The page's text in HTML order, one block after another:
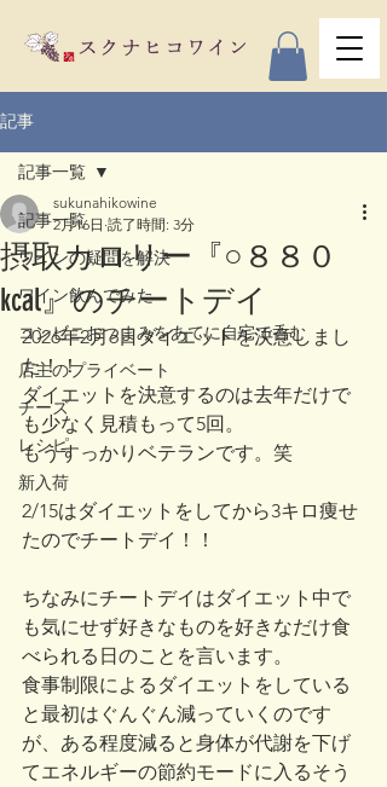
記事
記事一覧
ワインの疑問を解決
ワイン飲んでみた
コンビニおつまみをあてに自宅で呑む
店主のプライベート
チーズ
レシピ
新入荷
記事一覧
摂取カロリー『○８８０
kcal』のチートデイ
sukunahikowine
2月16日 読了時間: 3分
2026年2月6日ダイエットを決意しまし
た！！
ダイエットを決意するのは去年だけで
も少なく見積もって5回。
もうすっかりベテランです。笑
2/15はダイエットをしてから3キロ痩せ
たのでチートデイ！！
ちなみにチートデイはダイエット中で
も気にせず好きなものを好きなだけ食
べられる日のことを言います。
食事制限によるダイエットをしている
と最初はぐんぐん減っていくのです
が、ある程度減ると身体が代謝を下げ
てエネルギーの節約モードに入るそう